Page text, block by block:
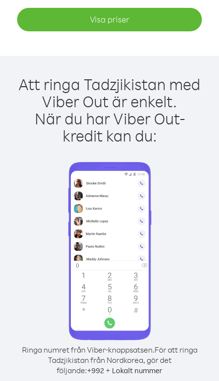
Visa priser
Att ringa Tadzjikistan med
Viber Out är enkelt.
När du har Viber Out-
kredit kan du:
Ringa numret från Viber-knappsatsen.För att ringa
Tadzjikistan från Nordkorea, gör det
följande:+992 + Lokalt nummer